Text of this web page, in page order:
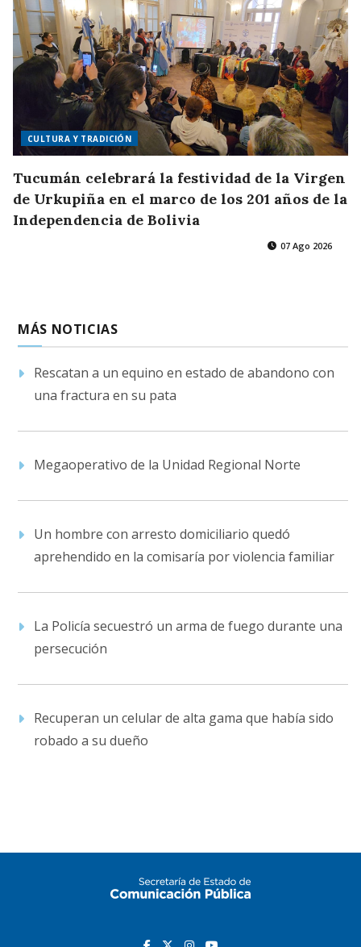
CULTURA Y TRADICIÓN
Tucumán celebrará la festividad de la Virgen
de Urkupiña en el marco de los 201 años de la
Independencia de Bolivia
07 Ago 2026
MÁS NOTICIAS
Rescatan a un equino en estado de abandono con
una fractura en su pata
Megaoperativo de la Unidad Regional Norte
Un hombre con arresto domiciliario quedó
aprehendido en la comisaría por violencia familiar
La Policía secuestró un arma de fuego durante una
persecución
Recuperan un celular de alta gama que había sido
robado a su dueño